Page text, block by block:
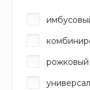
рожковый